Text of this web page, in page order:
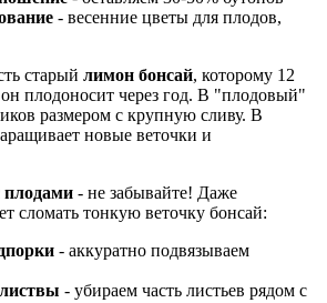
- весенние цветы для плодов,
старый лимон бонсай, которому 12
плодоносит через год. В "плодовый"
размером с крупную сливу. В
новые веточки и
плодами - не забывайте! Даже
сломать тонкую веточку бонсай:
- аккуратно подвязываем
- убираем часть листьев рядом с